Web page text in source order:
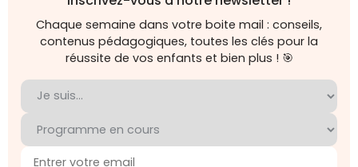
Chaque semaine dans votre boite mail : conseils,
contenus pédagogiques, toutes les clés pour la
réussite de vos enfants et bien plus ! 🎯